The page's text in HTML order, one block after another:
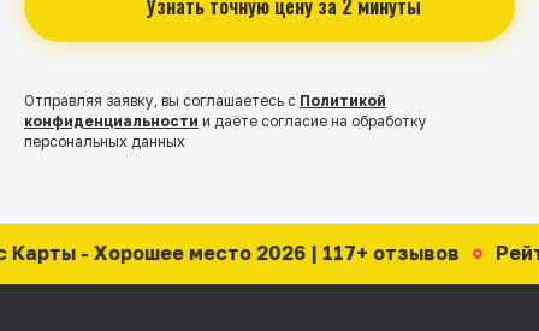
Узнать точную цену за 2 минуты
Отправляя заявку, вы соглашаетесь с Политикой
конфиденциальности и даёте согласие на обработку
персональных данных
место 2026 | 117+ отзывов Рейтинг 5,0 |